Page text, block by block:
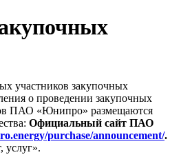
участников закупочных
о проведении закупочных
ПАО «Юнипро» размещаются
Официальный сайт ПАО
purchase/announcement/.
услуг».